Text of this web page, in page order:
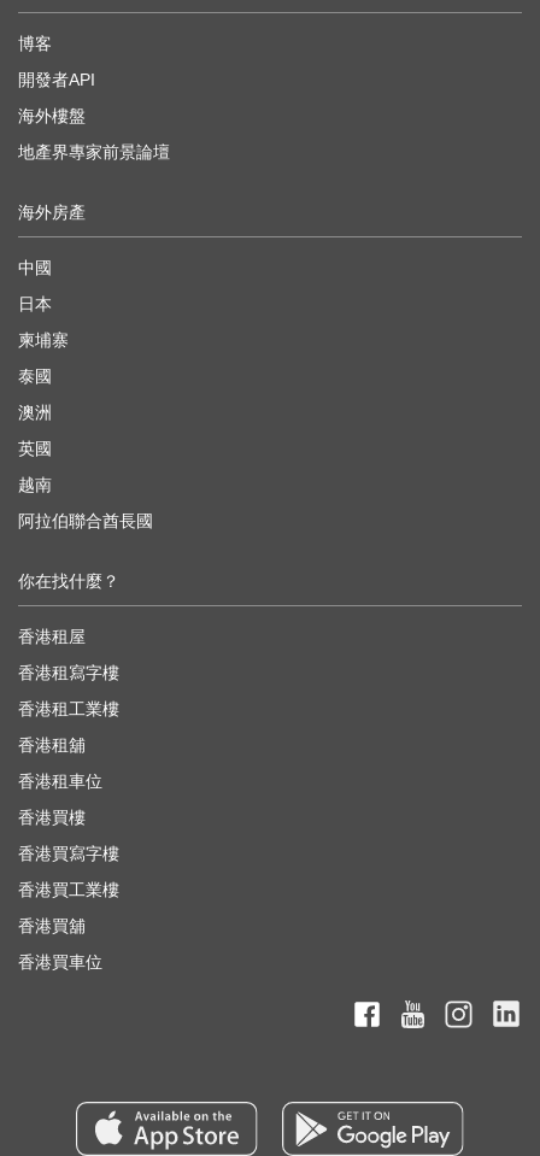
博客
開發者API
海外樓盤
地產界專家前景論壇
海外房產
中國
日本
柬埔寨
泰國
澳洲
英國
越南
阿拉伯聯合酋長國
你在找什麼？
香港租屋
香港租寫字樓
香港租工業樓
香港租舖
香港租車位
香港買樓
香港買寫字樓
香港買工業樓
香港買舖
香港買車位